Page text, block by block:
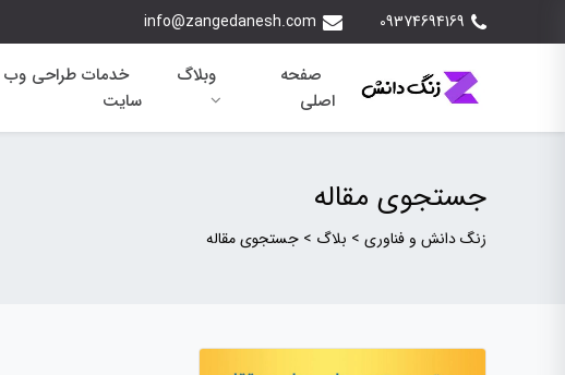
09374694169
info@zangedanesh.com
صفحه
اصلی
وبلاگ
خدمات طراحی وب
سایت
جستجوی مقاله
زنگ دانش و فناوری > بلاگ > جستجوی مقاله